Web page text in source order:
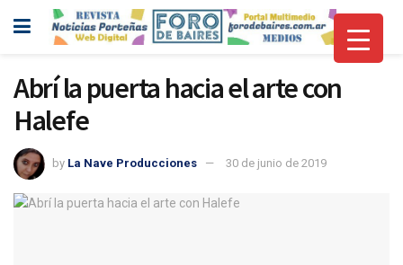
Abrí la puerta hacia el arte con
Halefe
by La Nave Producciones 30 de junio de 2019